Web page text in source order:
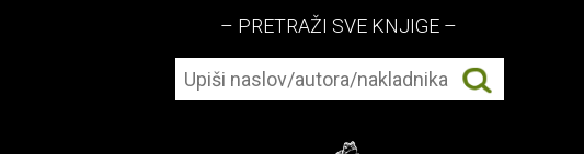
– PRETRAŽI SVE KNJIGE –